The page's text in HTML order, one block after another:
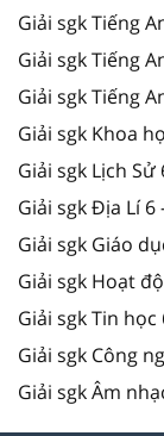
Giải sgk Tiếng
Giải sgk Tiếng
Giải sgk Tiếng
Giải sgk Khoa
Giải sgk Lịch Sử
Giải sgk Địa Lí 6
Giải sgk Giáo
Giải sgk Hoạt
Giải sgk Tin học
Giải sgk Công
Giải sgk Âm